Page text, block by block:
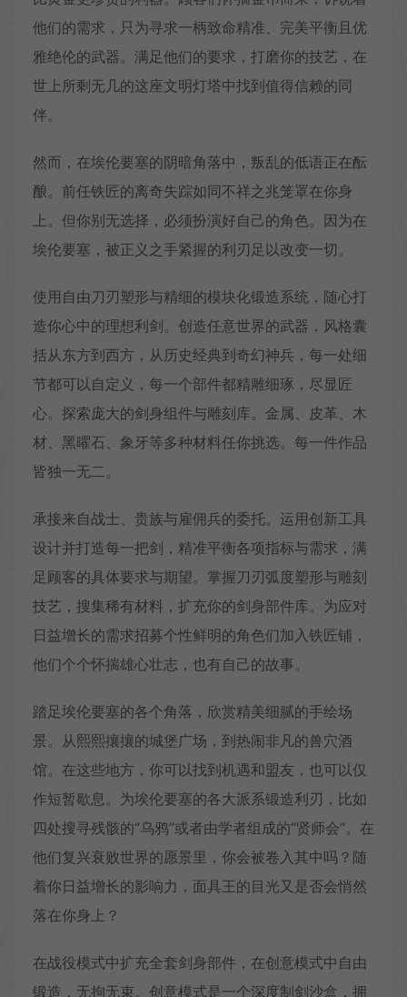
他们的需求，只为寻求一柄致命精准、完美平衡且优
雅绝伦的武器。满足他们的要求，打磨你的技艺，在
世上所剩无几的这座文明灯塔中找到值得信赖的同
伴。
然而，在埃伦要塞的阴暗角落中，叛乱的低语正在酝
酿。前任铁匠的离奇失踪如同不祥之兆笼罩在你身
上。但你别无选择，必须扮演好自己的角色。因为在
埃伦要塞，被正义之手紧握的利刃足以改变一切。
使用自由刀刃塑形与精细的模块化锻造系统，随心打
造你心中的理想利剑。创造任意世界的武器，风格囊
括从东方到西方，从历史经典到奇幻神兵，每一处细
节都可以自定义，每一个部件都精雕细琢，尽显匠
心。探索庞大的剑身组件与雕刻库。金属、皮革、木
材、黑曜石、象牙等多种材料任你挑选。每一件作品
皆独一无二。
承接来自战士、贵族与雇佣兵的委托。运用创新工具
设计并打造每一把剑，精准平衡各项指标与需求，满
足顾客的具体要求与期望。掌握刀刃弧度塑形与雕刻
技艺，搜集稀有材料，扩充你的剑身部件库。为应对
日益增长的需求招募个性鲜明的角色们加入铁匠铺，
他们个个怀揣雄心壮志，也有自己的故事。
踏足埃伦要塞的各个角落，欣赏精美细腻的手绘场
景。从熙熙攘攘的城堡广场，到热闹非凡的兽穴酒
馆。在这些地方，你可以找到机遇和盟友，也可以仅
作短暂歇息。为埃伦要塞的各大派系锻造利刃，比如
四处搜寻残骸的“乌鸦”或者由学者组成的“贤师会”。在
他们复兴衰败世界的愿景里，你会被卷入其中吗？随
着你日益增长的影响力，面具王的目光又是否会悄然
落在你身上？
在战役模式中扩充全套剑身部件，在创意模式中自由
锻造，无拘无束。创意模式是一个深度制剑沙盒，拥